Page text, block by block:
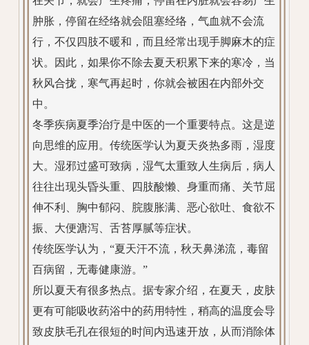
肿胀，停留在经络就会阻塞经络，气血就不会流
行，不仅四肢不暖和，而且经常出现手脚麻木的症
状。因此，如果你不除去夏天积累下来的寒冷，当
秋风合拢，寒气再起时，你就会被困在内部外交
中。
冬季疾病夏季治疗是中医的一个重要特点。这是逆
向思维的应用。传统医学认为夏天炎热多雨，湿度
大。湿邪过盛可致病，湿气太重致人生病后，病人
往往出现头昏头重、四肢酸懒、身重而痛、关节屈
伸不利、胸中郁闷、脘腹胀满、恶心欲吐、食欲不
振、大便溏泻、舌苔厚腻等症状。
传统医学认为，“夏天汗不流，秋天鼻涕流，毒留
百病留，无毒健康游。”
所以夏天有很多热点。据专家介绍，在夏天，皮肤
更有可能吸收药浴中的药用特性，稍高的温度会导
致皮肤毛孔在很短的时间内迅速开放，从而消除体